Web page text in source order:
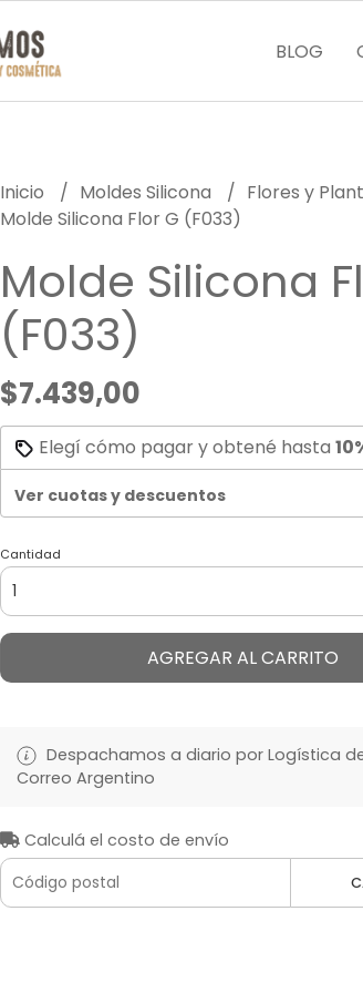
BLOG
Inicio Moldes Silicona
Flores y
Molde Silicona Flor G (F033)
Molde Silicona
(F033)
$7.439,00
Elegí cómo pagar y obtené hasta
Ver cuotas y descuentos
Cantidad
AGREGAR AL CARRITO
Despachamos a diario por Logística
Correo Argentino
Calculá el costo de envío